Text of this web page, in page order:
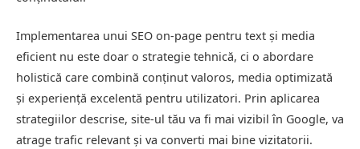
Implementarea unui SEO on-page pentru text și media
eficient nu este doar o strategie tehnică, ci o abordare
holistică care combină conținut valoros, media optimizată
și experiență excelentă pentru utilizatori. Prin aplicarea
strategiilor descrise, site-ul tău va fi mai vizibil în Google, va
atrage trafic relevant și va converti mai bine vizitatorii.